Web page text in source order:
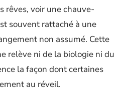
rêves, voir une chauve-
souvent rattaché à une
non assumé. Cette
relève ni de la biologie ni du
la façon dont certaines
au réveil.